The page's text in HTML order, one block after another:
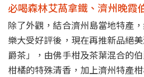
必喝森林艾萵拿鐵、濟州晚霞
除了外觀，結合濟州島當地特產
樂大受好評後，現在再推新品絕
爵茶」，由佛手柑及茶葉混合的
柑橘的特殊清香，加上濟州特產